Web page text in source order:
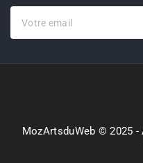
MozArtsduWeb © 2025